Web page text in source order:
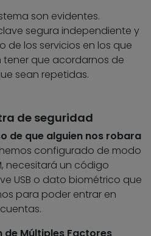
son evidentes.
segura independiente y
los servicios en los que
tener que acordarnos de
sean repetidas.
de seguridad
de que alguien nos robara
configurado de modo
necesitará un código
USB o dato biométrico que
para poder entrar en